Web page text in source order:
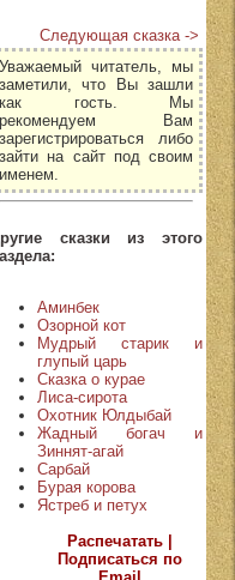
Следующая сказка ->
Уважаемый читатель, мы
заметили, что Вы зашли
как гость. Мы
рекомендуем Вам
зарегистрироваться либо
зайти на сайт под своим
именем.
сказки из этого
Аминбек
Озорной кот
Мудрый старик и
глупый царь
Сказка о курае
Лиса-сирота
Охотник Юлдыбай
Жадный богач и
Зиннят-агай
Сарбай
Бурая корова
Ястреб и петух
Распечатать |
Подписаться по